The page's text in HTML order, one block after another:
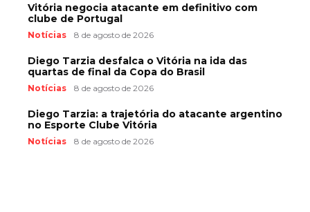
Vitória negocia atacante em definitivo com
clube de Portugal
Notícias 8 de agosto de 2026
Diego Tarzia desfalca o Vitória na ida das
quartas de final da Copa do Brasil
Notícias 8 de agosto de 2026
Diego Tarzia: a trajetória do atacante argentino
no Esporte Clube Vitória
Notícias 8 de agosto de 2026